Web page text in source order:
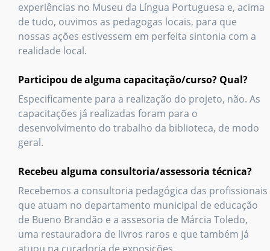
experiências no Museu da Língua Portuguesa e, acima
de tudo, ouvimos as pedagogas locais, para que
nossas ações estivessem em perfeita sintonia com a
realidade local.
Participou de alguma capacitação/curso? Qual?
Especificamente para a realização do projeto, não. As
capacitações já realizadas foram para o
desenvolvimento do trabalho da biblioteca, de modo
geral.
Recebeu alguma consultoria/assessoria técnica?
Recebemos a consultoria pedagógica das profissionais
que atuam no departamento municipal de educação
de Bueno Brandão e a assesoria de Márcia Toledo,
uma restauradora de livros raros e que também já